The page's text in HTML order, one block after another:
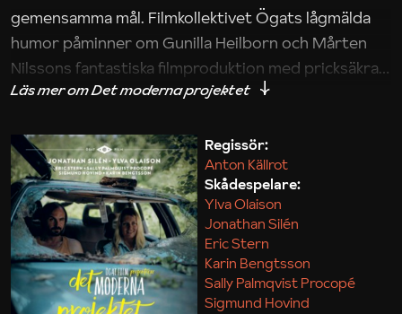
gemensamma mål. Filmkollektivet Ögats lågmälda
humor påminner om Gunilla Heilborn och Mårten
Nilssons fantastiska filmproduktion med pricksäkra
iakttagelser om hur svårt det kan vara att omsätta
Maja Kekonius
Regissör:
Anton Källrot
Skådespelare:
Ylva Olaison
Jonathan Silén
Eric Stern
Karin Bengtsson
Sally Palmqvist Procopé
Sigmund Hovind